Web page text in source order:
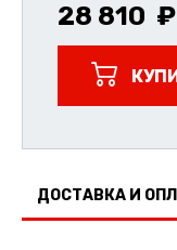
28 810
ДОСТАВКА И